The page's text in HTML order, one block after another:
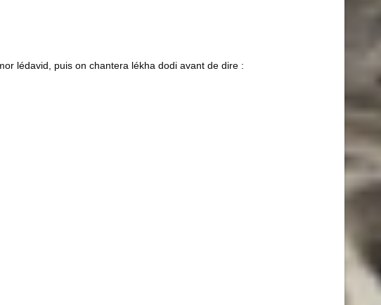
lédavid, puis on chantera lékha dodi avant de dire :